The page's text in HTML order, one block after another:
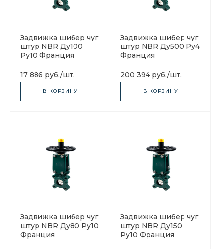
Задвижка шибер чуг
штур NBR Ду100
Ру10 Франция
17 886 руб./шт.
В КОРЗИНУ
Задвижка шибер чуг
штур NBR Ду500 Ру4
Франция
200 394 руб./шт.
В КОРЗИНУ
Задвижка шибер чуг
штур NBR Ду80 Ру10
Франция
Задвижка шибер чуг
штур NBR Ду150
Ру10 Франция